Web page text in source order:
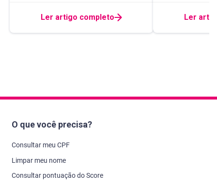
Ler artigo completo Ler
O que você precisa?
Consultar meu CPF
Limpar meu nome
Consultar pontuação do Score